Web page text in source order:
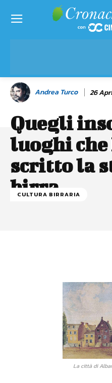
Andrea Turco 26
Quegli
luoghi che
scritto la
birra
CULTURA BIRRARIA
La città di